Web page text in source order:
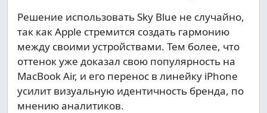
Решение использовать Sky Blue не случайно,
так как Apple стремится создать гармонию
между своими устройствами. Тем более, что
оттенок уже доказал свою популярность на
MacBook Air, и его перенос в линейку iPhone
усилит визуальную идентичность бренда, по
мнению аналитиков.